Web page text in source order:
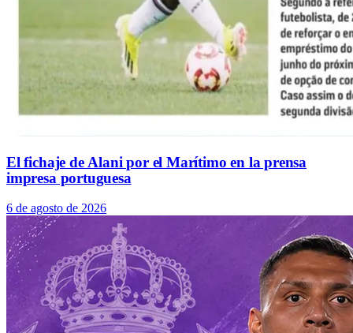
El fichaje de Alani por el Marítimo en la prensa
impresa portuguesa
6 de agosto de 2026